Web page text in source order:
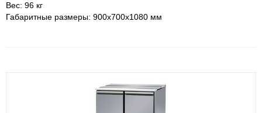
Вес: 96 кг
Габаритные размеры: 900х700х1080 мм